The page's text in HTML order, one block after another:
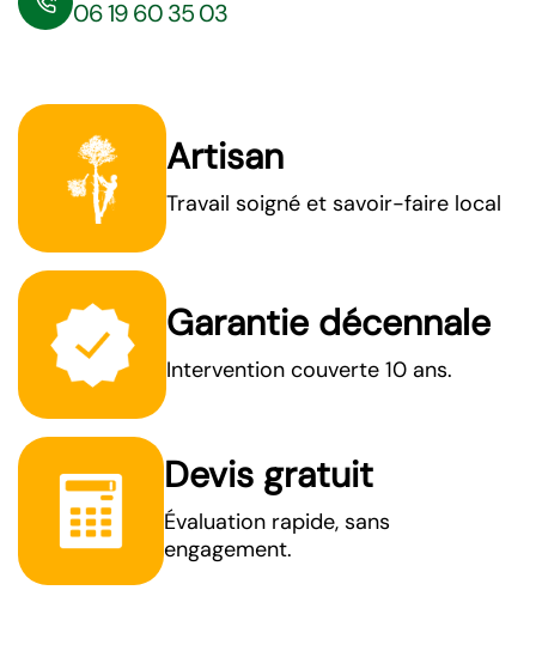
06 19 60 35 03
Artisan
Travail soigné et savoir-faire local
Garantie décennale
Intervention couverte 10 ans.
Devis gratuit
Évaluation rapide, sans
engagement.